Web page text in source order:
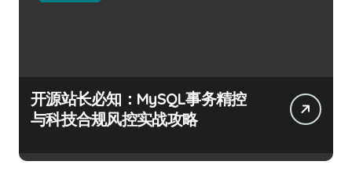
开源站长必知：MySQL事务精控
与科技合规风控实战攻略